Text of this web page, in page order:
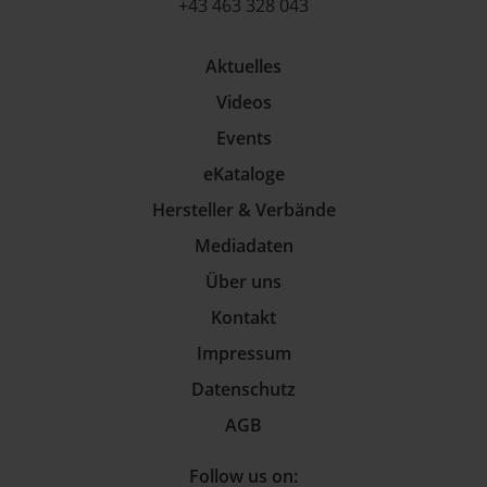
+43 463 328 043
Aktuelles
Videos
Events
eKataloge
Hersteller & Verbände
Mediadaten
Über uns
Kontakt
Impressum
Datenschutz
AGB
Follow us on: